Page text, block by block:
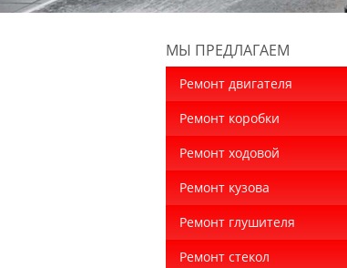
МЫ ПРЕДЛАГАЕМ
Ремонт двигателя
Ремонт коробки
Ремонт ходовой
Ремонт кузова
Ремонт глушителя
Ремонт стекол